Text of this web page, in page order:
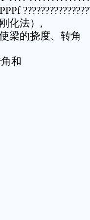
化法）,
梁的挠度、转角
和